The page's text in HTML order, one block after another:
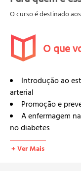
O curso é destinado
O que
Introdução ao
arterial
Promoção e
A enfermagem
no diabetes
Hipertensão arterial
Conceito
+ Ver Mais